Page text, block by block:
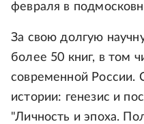
февраля в
За свою долгую
более 50 книг, в том
современной России.
истории: генезис и
"Личность и эпоха.